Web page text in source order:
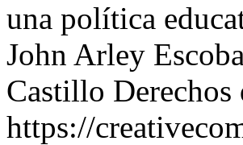
una política
John Arley
Castillo
https://